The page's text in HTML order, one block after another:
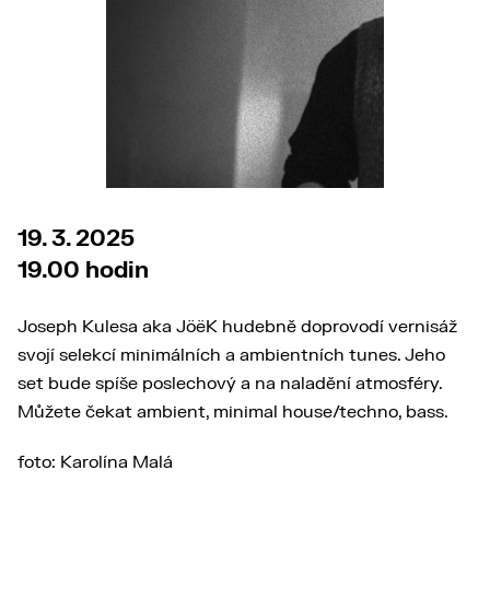
19. 3. 2025
19.00 hodin
Joseph Kulesa aka JöëK hudebně doprovodí vernisáž
svojí selekcí minimálních a ambientních tunes. Jeho
set bude spíše poslechový a na naladění atmosféry.
Můžete čekat ambient, minimal house/techno, bass.
foto: Karolína Malá